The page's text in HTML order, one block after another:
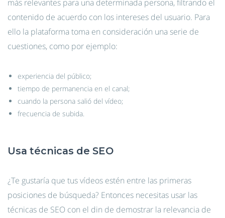
más relevantes para una determinada persona, filtrando el
contenido de acuerdo con los intereses del usuario. Para
ello la plataforma toma en consideración una serie de
cuestiones, como por ejemplo:
experiencia del público;
tiempo de permanencia en el canal;
cuando la persona salió del vídeo;
frecuencia de subida.
Usa técnicas de SEO
¿Te gustaría que tus vídeos estén entre las primeras
posiciones de búsqueda? Entonces necesitas usar las
técnicas de SEO con el din de demostrar la relevancia de